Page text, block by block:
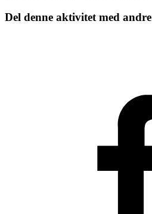
Del denne aktivitet med andre